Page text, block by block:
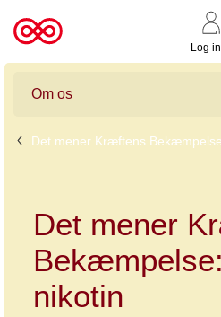
Til
Log
Om os
Det mener Kræftens Bekæmpelse
Det mener
nikotin